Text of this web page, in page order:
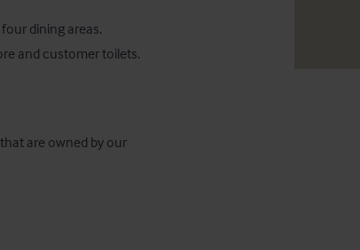
dining areas.
and customer toilets.
are owned by our